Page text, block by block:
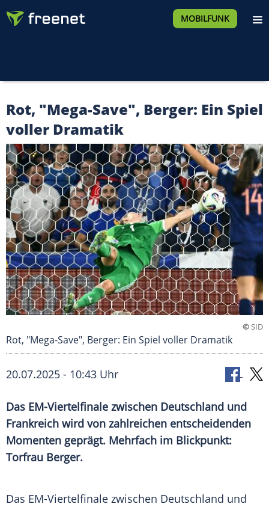
MOBILFUNK
Rot, "Mega-Save", Berger: Ein Spiel
voller Dramatik
©SID
Rot, "Mega-Save", Berger: Ein Spiel voller Dramatik
20.07.2025 - 10:43 Uhr
Das EM-Viertelfinale zwischen Deutschland und
Frankreich wird von zahlreichen entscheidenden
Momenten geprägt. Mehrfach im Blickpunkt:
Torfrau Berger.
Das EM-Viertelfinale zwischen Deutschland und